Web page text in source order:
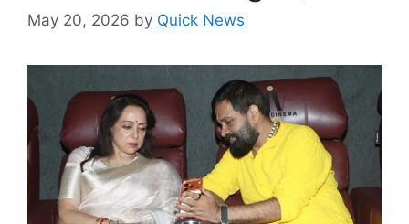
May 20, 2026 by Quick News